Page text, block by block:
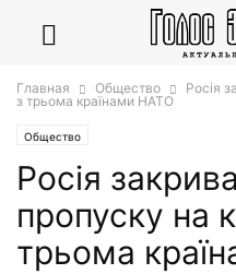
Главная Общество
Росія
з трьома країнами НАТО
Общество
Росія
пропуску на
трьома